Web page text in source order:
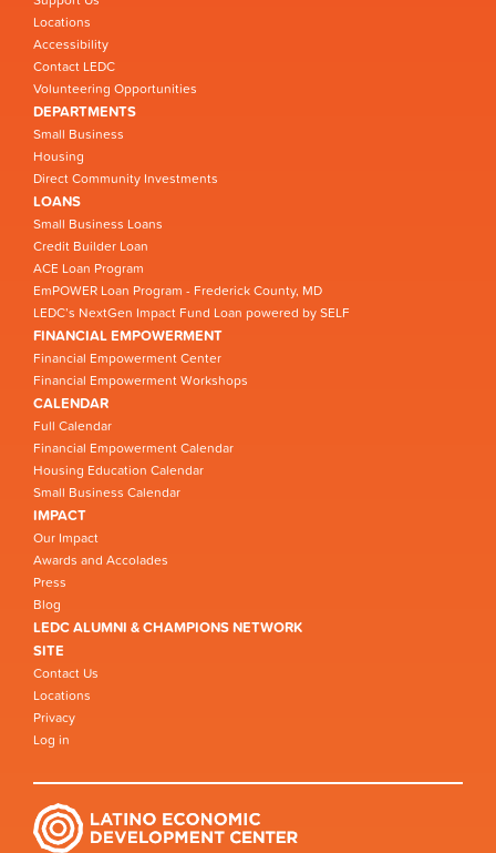
Locations
Accessibility
Contact LEDC
Volunteering Opportunities
DEPARTMENTS
Small Business
Housing
Direct Community Investments
LOANS
Small Business Loans
Credit Builder Loan
ACE Loan Program
EmPOWER Loan Program - Frederick County, MD
LEDC’s NextGen Impact Fund Loan powered by SELF
FINANCIAL EMPOWERMENT
Financial Empowerment Center
Financial Empowerment Workshops
CALENDAR
Full Calendar
Financial Empowerment Calendar
Housing Education Calendar
Small Business Calendar
IMPACT
Our Impact
Awards and Accolades
Press
Blog
LEDC ALUMNI & CHAMPIONS NETWORK
SITE
Contact Us
Locations
Privacy
Log in